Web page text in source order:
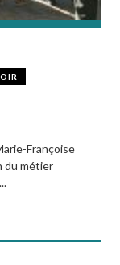
Françoise
du métier